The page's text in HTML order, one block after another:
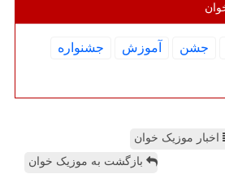
جشن آموزش
جشنواره
اخبار موزیک خوان
بازگشت به موزیک خوان